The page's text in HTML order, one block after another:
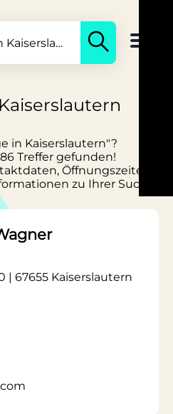
in Kaiserslautern"?
Treffer gefunden!
Öffnungszeiten,
zu Ihrer Suche.
| 67655 Kaiserslautern